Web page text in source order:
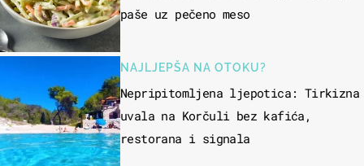
paše uz pečeno meso
NAJLJEPŠA NA OTOKU?
Nepripitomljena ljepotica: Tirkizna
uvala na Korčuli bez kafića,
restorana i signala